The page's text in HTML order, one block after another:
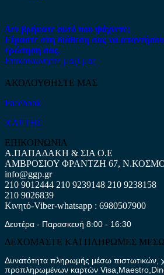
Δεν βρήκατε αυτό που ψάχνετε;
Είμαστε στη διάθεση σας να
ερώτηση σας.
Επικοινωνήστε μαζί μας
ΑΚΟΛΟΥΘΗΣΤΕ ΜΑΣ
Facebook
ΧΑΡΤΗΣ
ΕΠΙΚΟΙΝΩΝΙΑ
Α.ΠΑΠΑΔΑΚΗ & ΣΙΑ Ο.Ε
ΑΜΒΡΟΣΙΟΥ ΦΡΑΝΤΖΗ 67,
info@ggp.gr
210 9012444 210 9239148 210 9238158
210 9026839
Κινητό-Viber-whatsapp : 6980507900
Δευτέρα - Παρασκευή 8:00 - 16:30
ΔΕΧΟΜΑΣΤΕ ΚΑΙ ΠΛΗΡΩΜΕΣ
Δυνατότητα πληρωμής μέσω πιστωτικών,
προπληρωμένων καρτών